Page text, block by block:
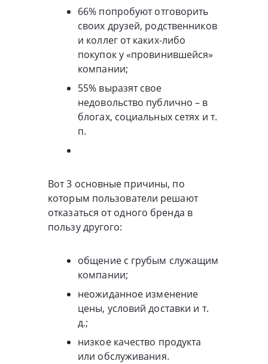
66% попробуют отговорить
своих друзей, родственников
и коллег от каких-либо
покупок у «провинившейся»
компании;
55% выразят свое
недовольство публично – в
блогах, социальных сетях и т.
п.
Вот 3 основные причины, по
которым пользователи решают
отказаться от одного бренда в
пользу другого:
общение с грубым служащим
компании;
неожиданное изменение
цены, условий доставки и т.
д.;
низкое качество продукта
или обслуживания.